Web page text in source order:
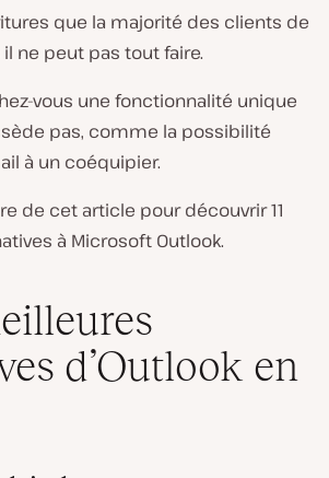
que la majorité des clients de
ne peut pas tout faire.
vous une fonctionnalité unique
pas, comme la possibilité
à un coéquipier.
de cet article pour découvrir 11
à Microsoft Outlook.
d’Outlook en